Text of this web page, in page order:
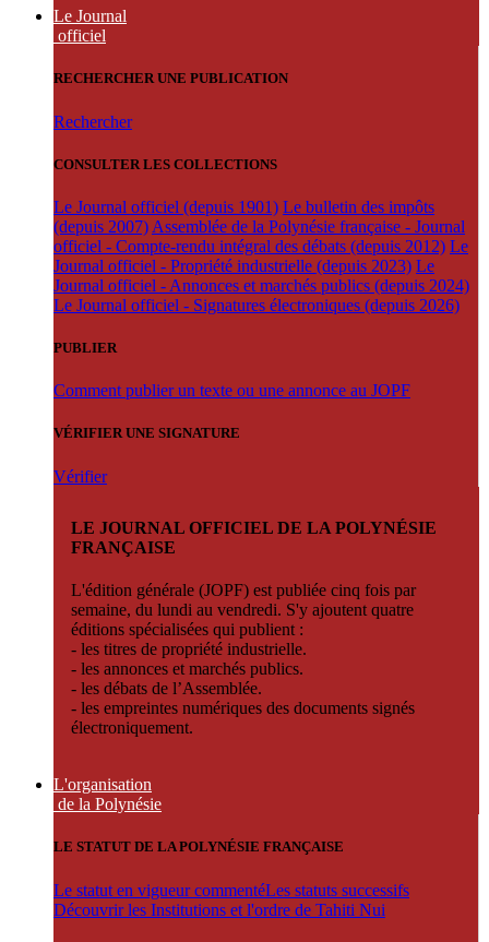
Le Journal
officiel
RECHERCHER UNE PUBLICATION
Rechercher
CONSULTER LES COLLECTIONS
Le Journal officiel (depuis 1901) Le bulletin des impôts
(depuis 2007) Assemblée de la Polynésie française - Journal
officiel - Compte-rendu intégral des débats (depuis 2012) Le
Journal officiel - Propriété industrielle (depuis 2023) Le
Journal officiel - Annonces et marchés publics (depuis 2024)
Le Journal officiel - Signatures électroniques (depuis 2026)
PUBLIER
Comment publier un texte ou une annonce au JOPF
VÉRIFIER UNE SIGNATURE
Vérifier
LE JOURNAL OFFICIEL DE LA POLYNÉSIE
FRANÇAISE
L'édition générale (JOPF) est publiée cinq fois par
semaine, du lundi au vendredi. S'y ajoutent quatre
éditions spécialisées qui publient :
- les titres de propriété industrielle.
- les annonces et marchés publics.
- les débats de l’Assemblée.
- les empreintes numériques des documents signés
électroniquement.
L'organisation
de la Polynésie
LE STATUT DE LA POLYNÉSIE FRANÇAISE
Le statut en vigueur commentéLes statuts successifs
Découvrir les Institutions et l'ordre de Tahiti Nui